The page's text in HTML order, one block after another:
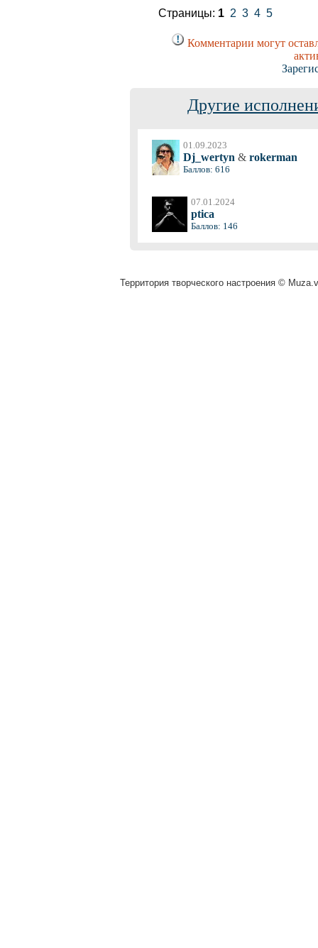
Страницы: 1 2 3 4 5
Комментарии могут
Другие
01.09.2023
Dj_wertyn &rokerman
Баллов: 616
07.01.2024
ptica
Баллов: 146
Территория творческого настроения ©